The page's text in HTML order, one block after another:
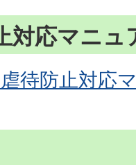
対応マニュ
待防止対応